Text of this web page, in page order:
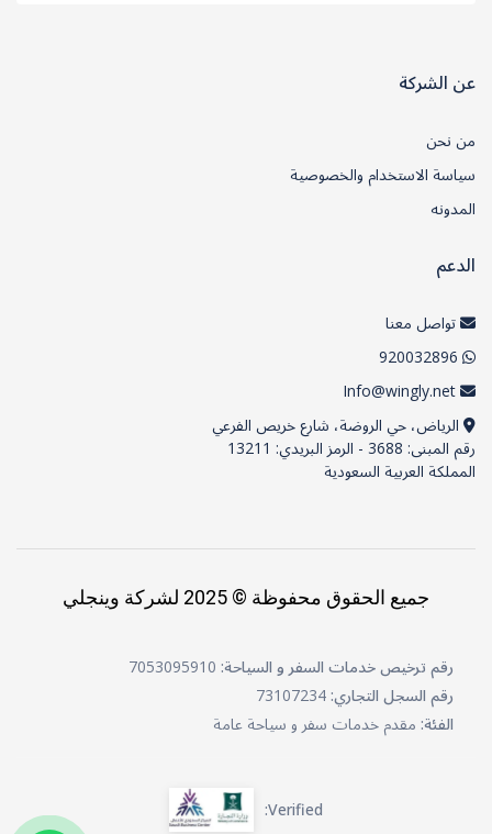
عن الشركة
من نحن
سياسة الاستخدام والخصوصية
المدونه
الدعم
تواصل معنا
الرياض، حي الروضة، شارع خريص الفرعي
رقم المبنى: 3688 - الرمز البريدي: 13211
المملكة العربية السعودية
جميع الحقوق محفوظة © 2025 لشركة وينجلي
رقم ترخيص خدمات السفر و السياحة:
رقم السجل التجاري:
الفئة: مقدم خدمات سفر و سياحة عامة
Verified: